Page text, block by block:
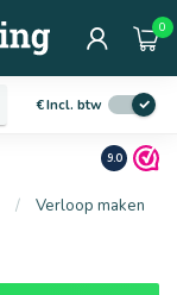
0
€Incl. btw
Ruim10
9.0
/ Verloop maken